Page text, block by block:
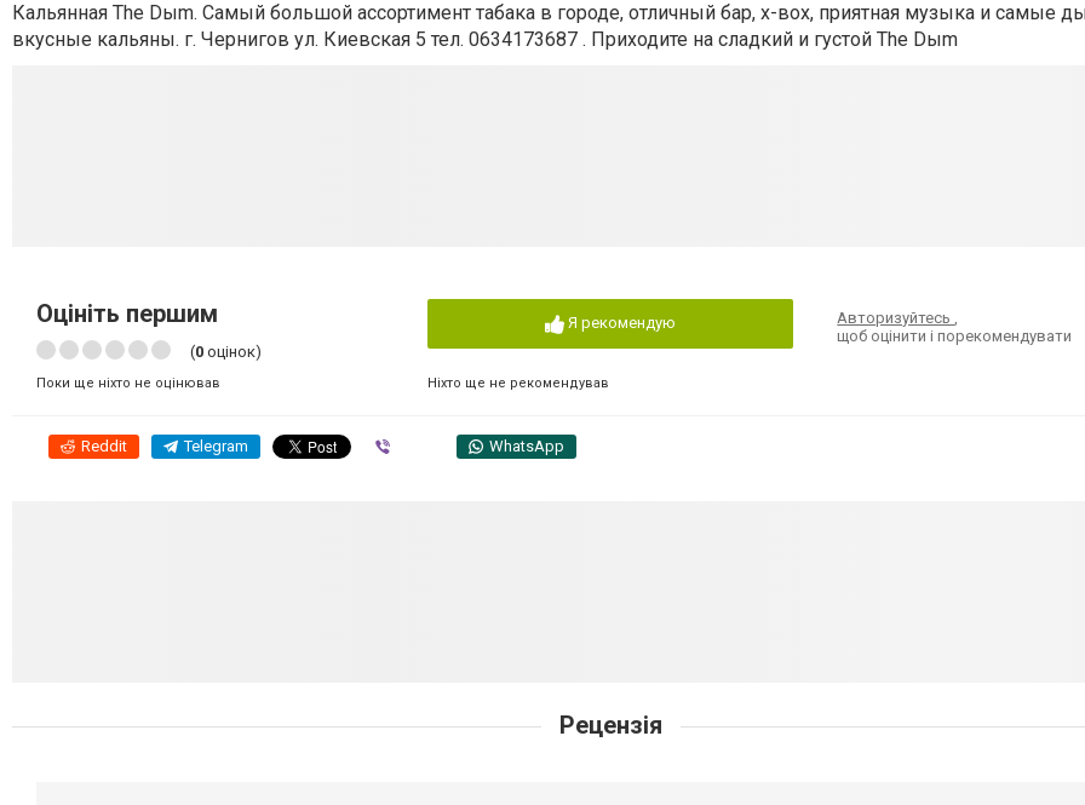
Кальянная The Dыm. Самый большой ассортимент табака в городе, отличный бар, х-вох, приятная музыка и самые
вкусные кальяны. г. Чернигов ул. Киевская 5 тел. 0634173687 . Приходите на сладкий и густой The Dыm
Оцініть першим
(0 оцінок)
Поки ще ніхто не оцінював
Я рекомендую
Ніхто ще не рекомендував
Авторизуйтесь,
щоб оцінити і порекомендувати
Reddit Telegram WhatsApp
Рецензія